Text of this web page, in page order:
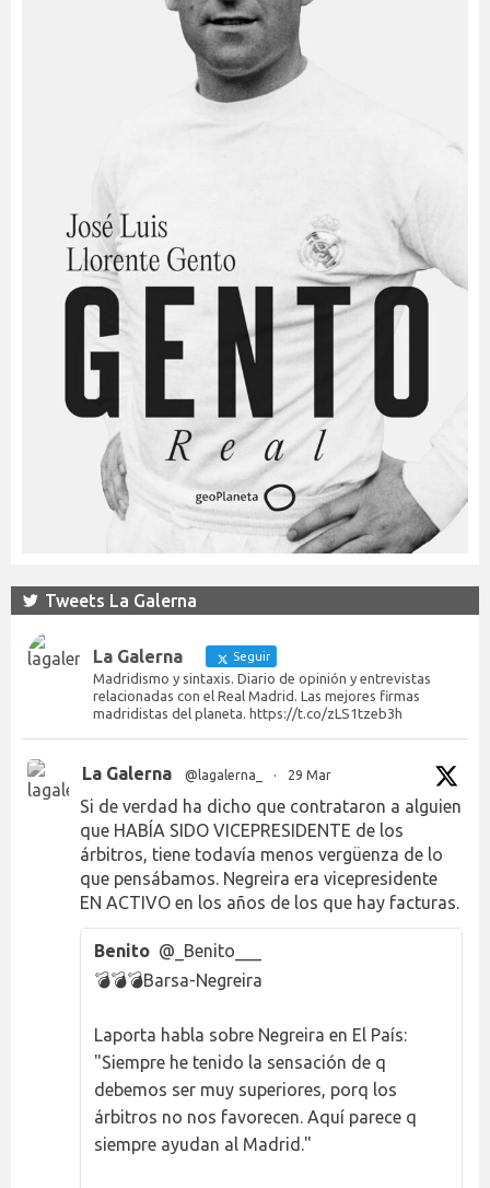
Tweets La Galerna
La Galerna Seguir
Madridismo y sintaxis. Diario de opinión y entrevistas
relacionadas con el Real Madrid. Las mejores firmas
madridistas del planeta. https://t.co/zLS1tzeb3h
La Galerna @lagalerna_ · 29 Mar
Si de verdad ha dicho que contrataron a alguien
que HABÍA SIDO VICEPRESIDENTE de los
árbitros, tiene todavía menos vergüenza de lo
que pensábamos. Negreira era vicepresidente
EN ACTIVO en los años de los que hay facturas.
Benito @_Benito___
💣💣💣Barsa-Negreira
Laporta habla sobre Negreira en El País:
"Siempre he tenido la sensación de q
debemos ser muy superiores, porq los
árbitros no nos favorecen. Aquí parece q
siempre ayudan al Madrid."